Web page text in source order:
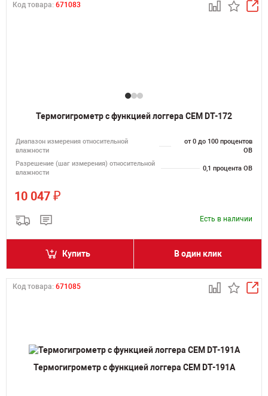
Код товара: 671083
Термогигрометр с функцией логгера CEM DT-172
Диапазон измерения относительной
влажности
от 0 до 100 процентов
ОВ
Разрешение (шаг измерения) относительной
влажности
0,1 процента ОВ
10 047 ₽
Есть в наличии
Купить В один клик
Код товара: 671085
Термогигрометр с функцией логгера CEM DT-191A